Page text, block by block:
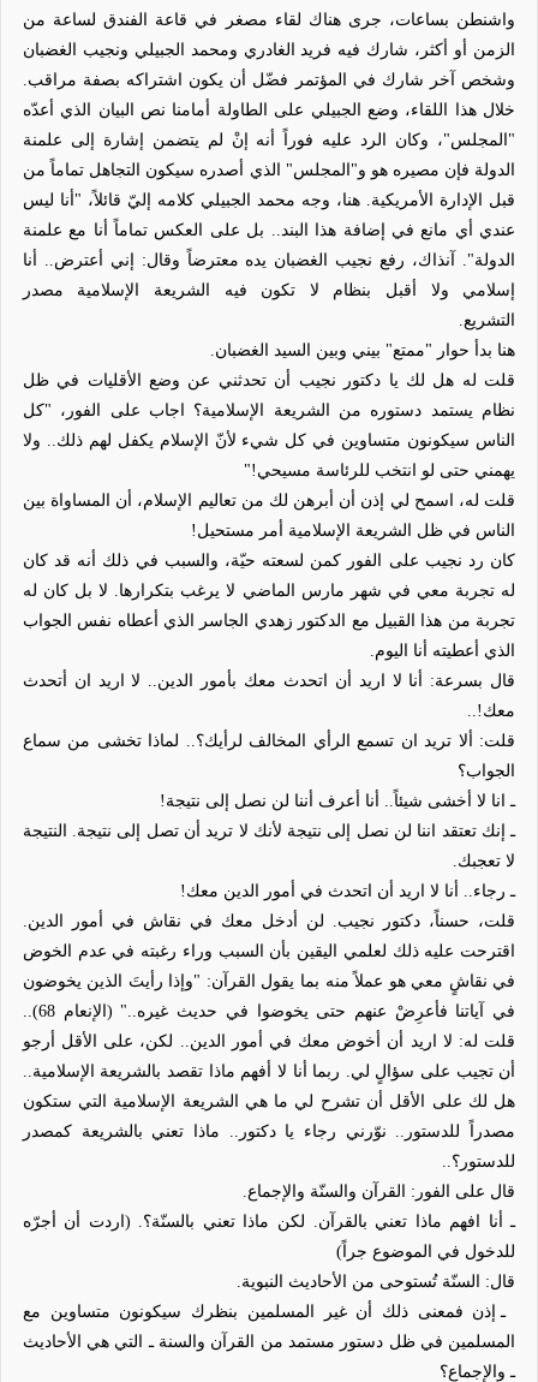
واشنطن بساعات، جرى هناك لقاء مصغر في قاعة الفندق لساعة من
الزمن أو أكثر، شارك فيه فريد الغادري ومحمد الجبيلي ونجيب الغضبان
وشخص آخر شارك في المؤتمر فضّل أن يكون اشتراكه بصفة مراقب.
خلال هذا اللقاء، وضع الجبيلي على الطاولة أمامنا نص البيان الذي أعدّه
"المجلس"، وكان الرد عليه فوراً أنه إنْ لم يتضمن إشارة إلى علمنة
الدولة فإن مصيره هو و"المجلس" الذي أصدره سيكون التجاهل تماماً من
قبل الإدارة الأمريكية. هنا، وجه محمد الجبيلي كلامه إليّ قائلاً، "أنا ليس
عندي أي مانع في إضافة هذا البند.. بل على العكس تماماً أنا مع علمنة
الدولة". آنذاك، رفع نجيب الغضبان يده معترضاً وقال: إني أعترض.. أنا
إسلامي ولا أقبل بنظام لا تكون فيه الشريعة الإسلامية مصدر
التشريع.
هنا بدأ حوار "ممتع" بيني وبين السيد الغضبان.
قلت له هل لك يا دكتور نجيب أن تحدثني عن وضع الأقليات في ظل
نظام يستمد دستوره من الشريعة الإسلامية؟ اجاب على الفور، "كل
الناس سيكونون متساوين في كل شيء لأنّ الإسلام يكفل لهم ذلك.. ولا
يهمني حتى لو انتخب للرئاسة مسيحي!"
قلت له، اسمح لي إذن أن أبرهن لك من تعاليم الإسلام، أن المساواة بين
الناس في ظل الشريعة الإسلامية أمر مستحيل!
كان رد نجيب على الفور كمن لسعته حيّة، والسبب في ذلك أنه قد كان
له تجربة معي في شهر مارس الماضي لا يرغب بتكرارها. لا بل كان له
تجربة من هذا القبيل مع الدكتور زهدي الجاسر الذي أعطاه نفس الجواب
الذي أعطيته أنا اليوم.
قال بسرعة: أنا لا اريد أن اتحدث معك بأمور الدين.. لا اريد ان أتحدث
معك!..
قلت: ألا تريد ان تسمع الرأي المخالف لرأيك؟.. لماذا تخشى من سماع
الجواب؟
ـ انا لا أخشى شيئاً.. أنا أعرف أننا لن نصل إلى نتيجة!
ـ إنك تعتقد اننا لن نصل إلى نتيجة لأنك لا تريد أن تصل إلى نتيجة. النتيجة
لا تعجبك.
ـ رجاء.. أنا لا اريد أن اتحدث في أمور الدين معك!
قلت، حسناً، دكتور نجيب. لن أدخل معك في نقاش في أمور الدين.
اقترحت عليه ذلك لعلمي اليقين بأن السبب وراء رغبته في عدم الخوض
في نقاشٍ معي هو عملاً منه بما يقول القرآن: "وإذا رأيتَ الذين يخوضون
في آياتنا فأعرِضْ عنهم حتى يخوضوا في حديث غيره.." (الإنعام 68)..
قلت له: لا اريد أن أخوض معك في أمور الدين.. لكن، على الأقل أرجو
أن تجيب على سؤالٍ لي. ربما أنا لا أفهم ماذا تقصد بالشريعة الإسلامية..
هل لك على الأقل أن تشرح لي ما هي الشريعة الإسلامية التي ستكون
مصدراً للدستور.. نوّرني رجاء يا دكتور.. ماذا تعني بالشريعة كمصدر
للدستور؟..
قال على الفور: القرآن والسنّة والإجماع.
ـ أنا افهم ماذا تعني بالقرآن. لكن ماذا تعني بالسنّة؟. (اردت أن أجرّه
للدخول في الموضوع جراً)
قال: السنّة تُستوحى من الأحاديث النبوية.
ـ إذن فمعنى ذلك أن غير المسلمين بنظرك سيكونون متساوين مع
المسلمين في ظل دستور مستمد من القرآن والسنة ـ التي هي الأحاديث
ـ والإجماع؟